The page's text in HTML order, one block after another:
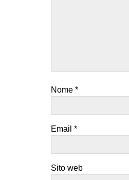
Nome *
Email *
Sito web